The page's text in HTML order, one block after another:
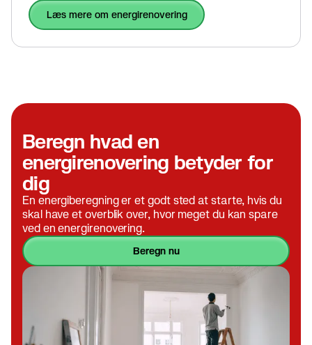
læs mere om energirenovering
Beregn hvad en
energirenovering betyder for
dig
En energiberegning er et godt sted at starte, hvis du
skal have et overblik over, hvor meget du kan spare
ved en energirenovering.
beregn nu